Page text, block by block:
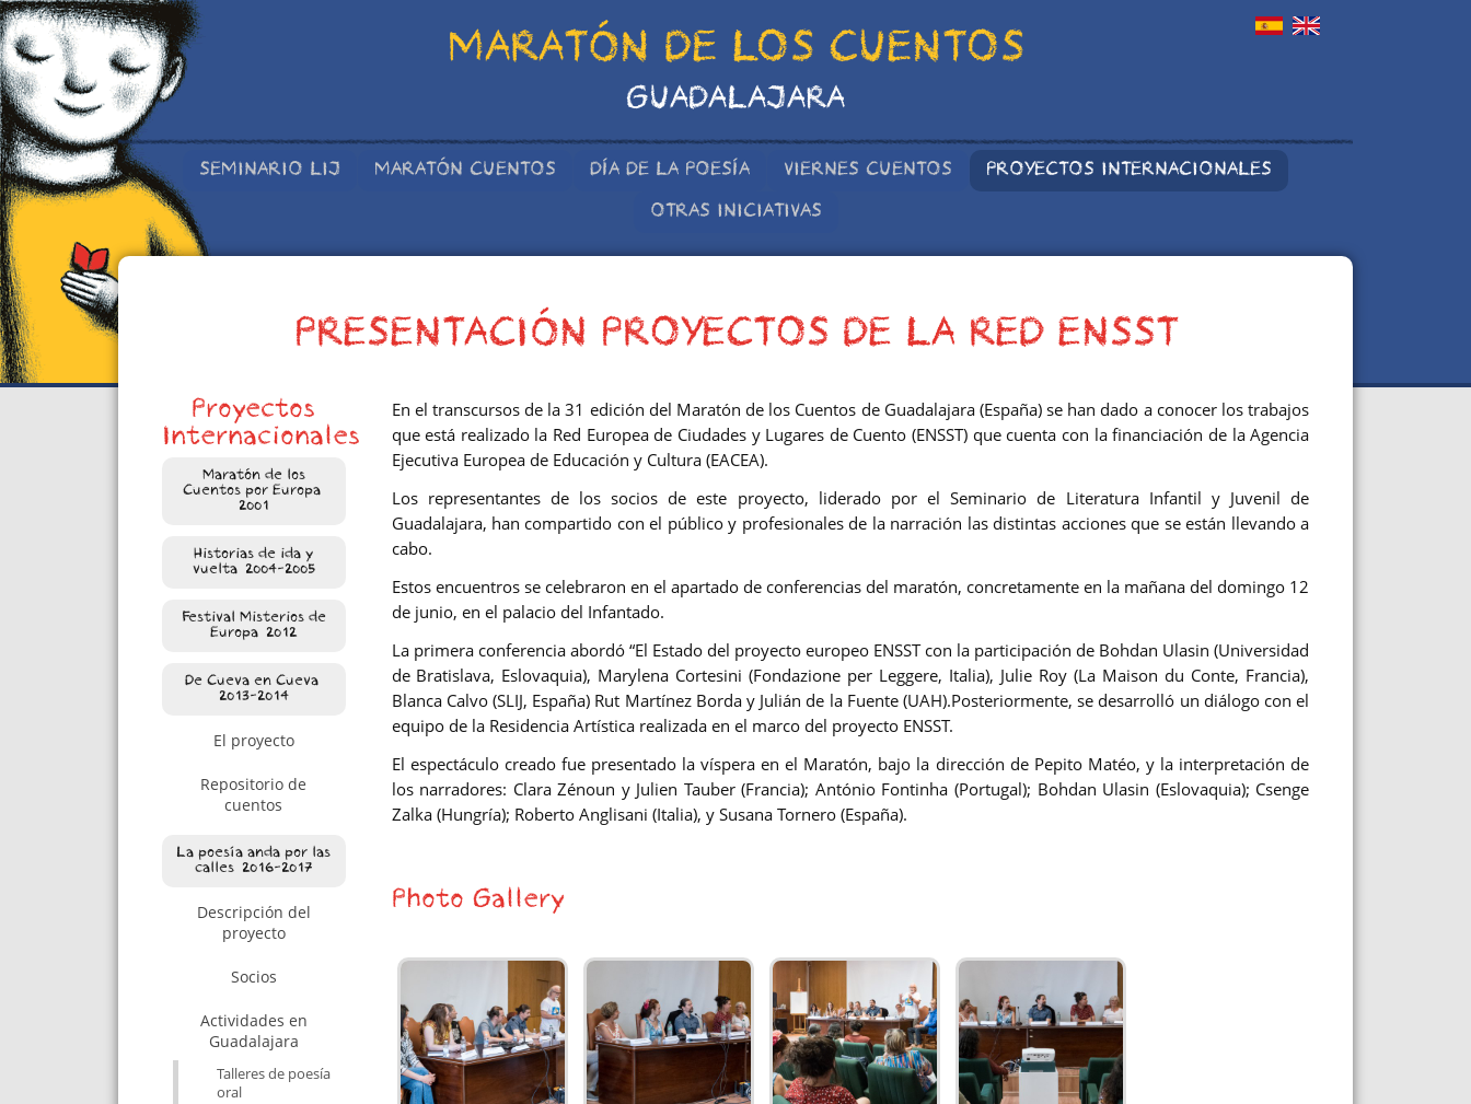
MARATÓN DE LOS CUENTOS
GUADALAJARA
SEMINARIO LIJ MARATÓN CUENTOS DÍA DE LA POESÍA VIERNES CUENTOS PROYECTOS INTERNACIONALES
OTRAS INICIATIVAS
PRESENTACIÓN PROYECTOS DE LA RED ENSST
Proyectos
Internacionales
Maratón de los
Cuentos por Europa.
2001
Historias de ida y
vuelta. 2004-2005
Festival Misterios de
Europa. 2012
De Cueva en Cueva.
2013-2014
El proyecto
Repositorio de
cuentos
La poesía anda por las
calles. 2016-2017
Descripción del
proyecto
Socios
Actividades en
Guadalajara
Talleres de poesía
oral
En el transcursos de la 31 edición del Maratón de los Cuentos de Guadalajara (España) se han dado a conocer los trabajos
que está realizado la Red Europea de Ciudades y Lugares de Cuento (ENSST) que cuenta con la financiación de la Agencia
Ejecutiva Europea de Educación y Cultura (EACEA).
Los representantes de los socios de este proyecto, liderado por el Seminario de Literatura Infantil y Juvenil de
Guadalajara, han compartido con el público y profesionales de la narración las distintas acciones que se están llevando a
cabo.
Estos encuentros se celebraron en el apartado de conferencias del maratón, concretamente en la mañana del domingo 12
de junio, en el palacio del Infantado.
La primera conferencia abordó “El Estado del proyecto europeo ENSST con la participación de Bohdan Ulasin (Universidad
de Bratislava, Eslovaquia), Marylena Cortesini (Fondazione per Leggere, Italia), Julie Roy (La Maison du Conte, Francia),
Blanca Calvo (SLIJ, España) Rut Martínez Borda y Julián de la Fuente (UAH).Posteriormente, se desarrolló un diálogo con el
equipo de la Residencia Artística realizada en el marco del proyecto ENSST.
El espectáculo creado fue presentado la víspera en el Maratón, bajo la dirección de Pepito Matéo, y la interpretación de
los narradores: Clara Zénoun y Julien Tauber (Francia); António Fontinha (Portugal); Bohdan Ulasin (Eslovaquia); Csenge
Zalka (Hungría); Roberto Anglisani (Italia), y Susana Tornero (España).
Photo Gallery